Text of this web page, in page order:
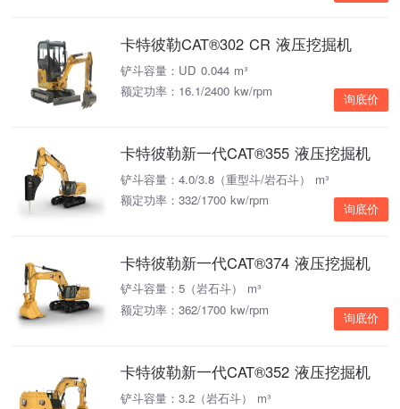
卡特彼勒CAT®302 CR 液压挖掘机
铲斗容量：UD 0.044 m³
额定功率：16.1/2400 kw/rpm
询底价
卡特彼勒新一代CAT®355 液压挖掘机
铲斗容量：4.0/3.8（重型斗/岩石斗） m³
额定功率：332/1700 kw/rpm
询底价
卡特彼勒新一代CAT®374 液压挖掘机
铲斗容量：5（岩石斗） m³
额定功率：362/1700 kw/rpm
询底价
卡特彼勒新一代CAT®352 液压挖掘机
铲斗容量：3.2（岩石斗） m³